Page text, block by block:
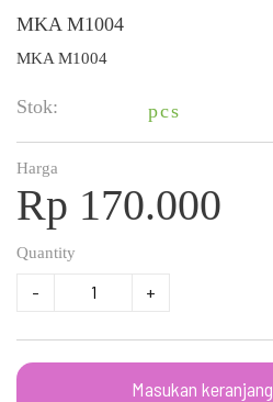
MKA M1004
MKA M1004
Stok: pcs
Harga
Rp 170.000
Quantity
- +
Masukan keranjang